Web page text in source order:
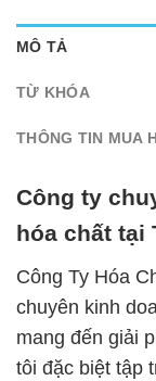
MÔ TẢ
TỪ KHÓA
THÔNG TIN MUA
Công ty
hóa chất tại
Công Ty Hóa
chuyên kinh
mang đến giải
tôi đặc biệt tập